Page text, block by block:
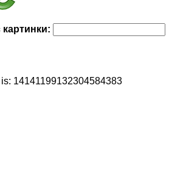
картинки:
14141199132304584383